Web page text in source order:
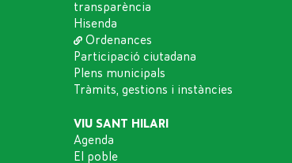
transparència
Hisenda
Ordenances
Participació ciutadana
Plens municipals
Tràmits, gestions i instàncies
VIU SANT HILARI
Agenda
El poble